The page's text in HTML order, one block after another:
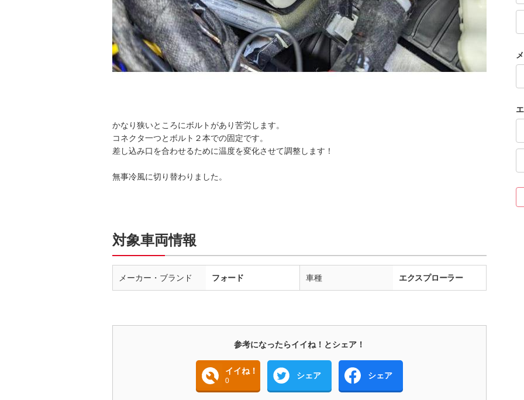
かなり狭いところにボルトがあり苦労します。
コネクタ一つとボルト２本での固定です。
差し込み口を合わせるために温度を変化させて調整します！
無事冷風に切り替わりました。
対象車両情報
メーカー・ブランド フォード 車種 エクスプローラー
参考になったらイイね！とシェア！
イイね！
0
シェア シェア